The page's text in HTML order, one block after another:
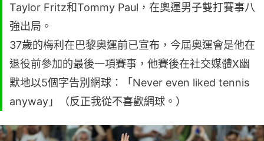
Taylor Fritz和Tommy Paul，在奧運男子雙打賽事八
強出局。
37歲的梅利在巴黎奧運前已宣布，今屆奧運會是他在
退役前參加的最後一項賽事，他賽後在社交媒體X幽
默地以5個字告別網球：「Never even liked tennis
anyway」（反正我從不喜歡網球。）